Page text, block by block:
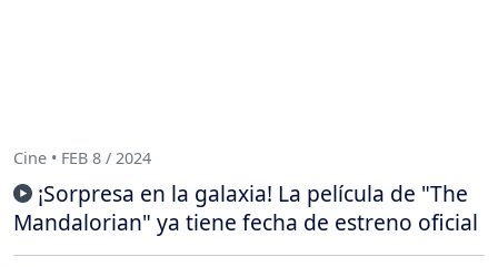
Cine • FEB 8 / 2024
¡Sorpresa en la galaxia! La película de "The
Mandalorian" ya tiene fecha de estreno oficial